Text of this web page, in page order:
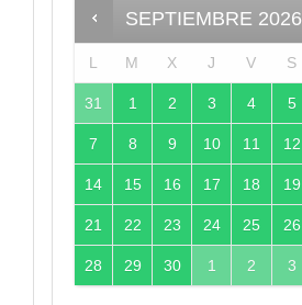
SEPTIEMBRE 2026
L M X J V S
31 1 2 3 4 5
7 8 9 10 11 12
14 15 16 17 18 19
21 22 23 24 25 26
28 29 30 1 2 3